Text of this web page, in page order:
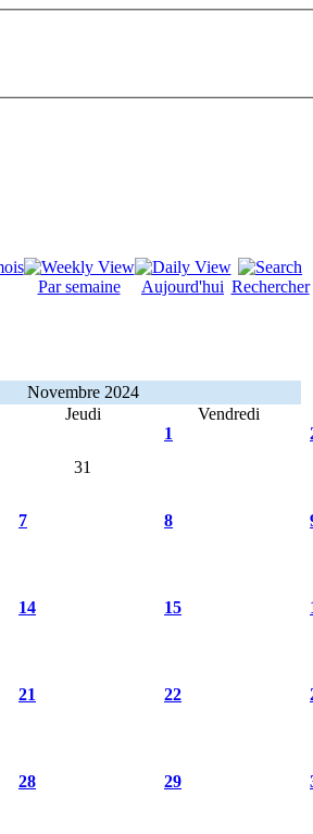
Par semaine Aujourd'hui Rechercher
Novembre 2024
Jeudi Vendredi
31
1
7 8
14 15
21 22
28 29